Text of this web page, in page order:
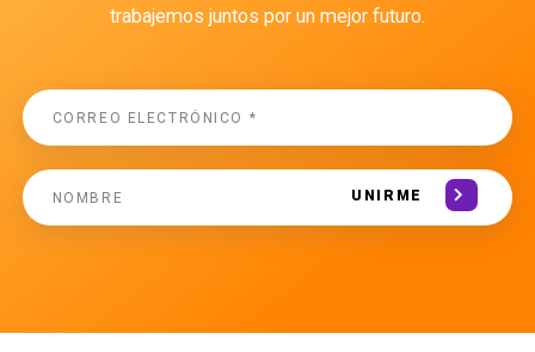
trabajemos juntos por un mejor futuro.
UNIRME